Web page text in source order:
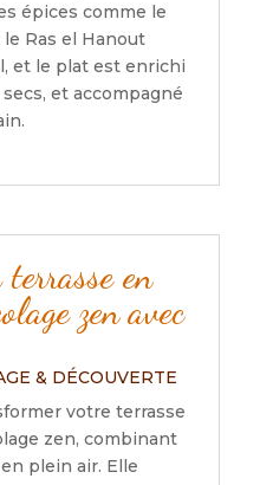
épices comme le
Ras el Hanout
et le plat est enrichi
et accompagné
en
zen avec
& DÉCOUVERTE
votre terrasse
zen, combinant
plein air. Elle